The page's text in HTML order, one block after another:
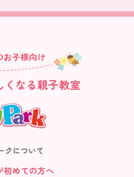
お子様向け
くなる親子教室
クについて
初めての方へ